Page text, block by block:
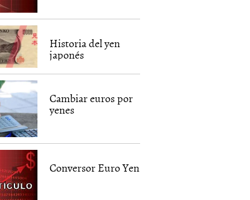
Historia del yen
japonés
Cambiar euros por
yenes
Conversor Euro Yen